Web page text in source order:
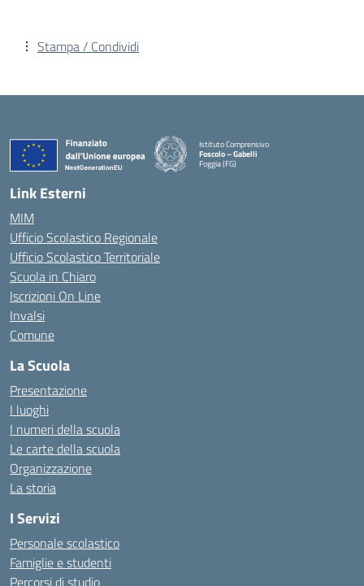
Stampa / Condividi
Istituto Comprensivo
Foscolo – Gabelli
Foggia (FG)
— Visita la pagina iniziale della scuola
Link Esterni
MIM
Ufficio Scolastico Regionale
Ufficio Scolastico Territoriale
Scuola in Chiaro
Iscrizioni On Line
Invalsi
Comune
La Scuola
Presentazione
I luoghi
I numeri della scuola
Le carte della scuola
Organizzazione
La storia
I Servizi
Personale scolastico
Famiglie e studenti
Percorsi di studio